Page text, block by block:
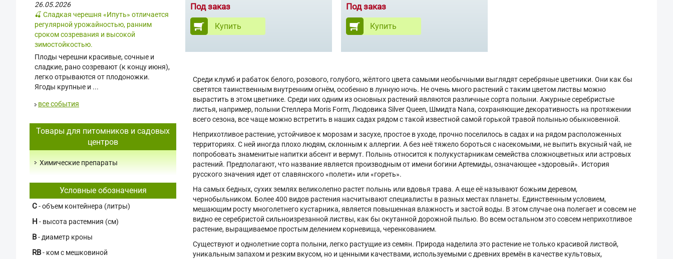
26.05.2026
🍒 Сладкая черешня «Ипуть» отличается
регулярной урожайностью, ранним
сроком созревания и высокой
зимостойкостью.
Плоды черешни красивые, сочные и
сладкие, рано созревают (к концу июня),
легко отрываются от плодоножки.
Ягоды крупные и ...
все события
Товары для питомников и садовых
центров
Химические препараты
Условные обозначения
C- объем контейнера (литры)
H - высота растемния (см)
В- диаметр кроны
RB- ком с мешковиной
Под заказ
Купить
Под заказ
Купить
Среди клумб и рабаток белого, розового, голубого, жёлтого цвета самыми необычными выглядят серебряные цветники. Они как бы
светятся таинственным внутренним огнём, особенно в лунную ночь. Не очень много растений с таким цветом листвы можно
вырастить в этом цветнике. Среди них одним из основных растений являются различные сорта полыни. Ажурные серебристые
листья, например, полыни Стеллера Moris Form, Людовика Silver Queen, Шмидта Nana, сохраняющие декоративность на протяжении
всего сезона, все чаще можно встретить в наших садах рядом с такой известной самой горькой травой полынью обыкновенной.
Неприхотливое растение, устойчивое к морозам и засухе, простое в уходе, прочно поселилось в садах и на рядом расположенных
территориях. С ней иногда плохо людям, склонным к аллергии. А без неё тяжело бороться с насекомыми, не выпить вкусный чай, не
попробовать знаменитые напитки абсент и вермут. Полынь относится к полукустарникам семейства сложноцветных или астровых
растений. Предполагают, что название является производным от имени богини Артемиды, означающее «здоровый». История
русского значения идет от славянского «полети» или «гореть».
На самых бедных, сухих землях великолепно растет полынь или вдовья трава. А еще её называют божьим деревом,
чернобыльником. Более 400 видов растения насчитывают специалисты в разных местах планеты. Единственным условием,
мешающим росту многолетнего кустарника, является повышенная влажность и застой воды. В этом случае она полегает и совсем не
видно ее серебристой сильноизрезанной листвы, как бы окутанной дорожной пылью. Во всем остальном это совсем неприхотливое
растение, выращиваемое простым делением корневища, черенкованием.
Существуют и однолетние сорта полыни, легко растущие из семян. Природа наделила это растение не только красивой листвой,
уникальным запахом и резким вкусом, но и ценными качествами, используемыми с древних времён в качестве культовых,